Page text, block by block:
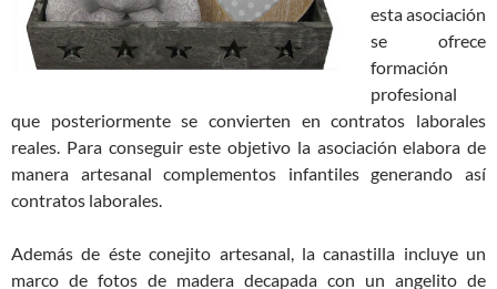
esta asociación
se ofrece
formación
profesional
que posteriormente se convierten en contratos laborales
reales. Para conseguir este objetivo la asociación elabora de
manera artesanal complementos infantiles generando así
contratos laborales.
Además de éste conejito artesanal, la canastilla incluye un
marco de fotos de madera decapada con un angelito de